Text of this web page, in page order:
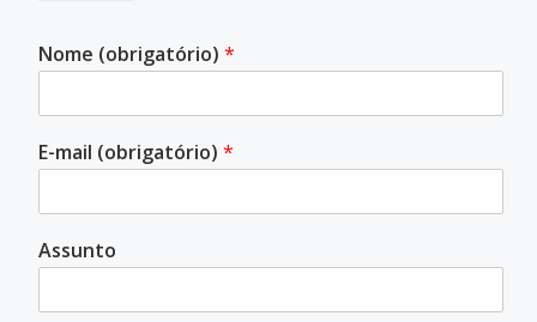
Nome (obrigatório) *
E-mail (obrigatório) *
Assunto